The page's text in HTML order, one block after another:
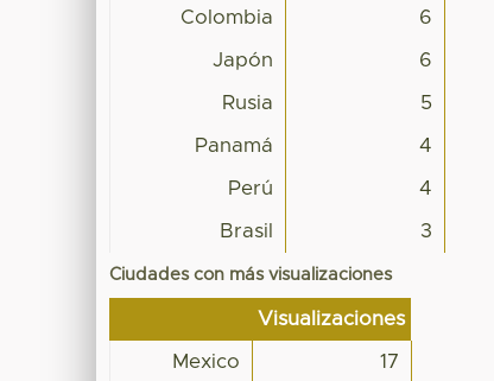
Colombia 6
Japón 6
Rusia 5
Panamá 4
Perú 4
Brasil 3
Ciudades con más visualizaciones
Visualizaciones
Mexico 17